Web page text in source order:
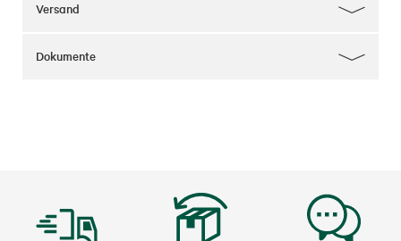
Versand
Dokumente